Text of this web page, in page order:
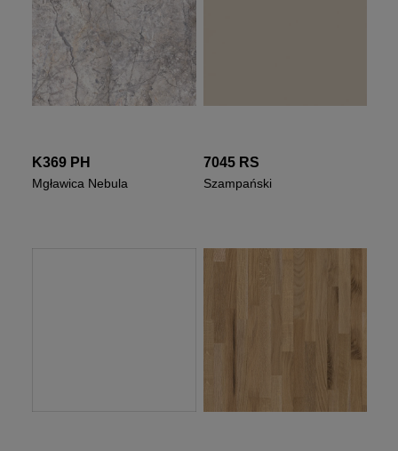
K369 PH
Mgławica Nebula
7045 RS
Szampański